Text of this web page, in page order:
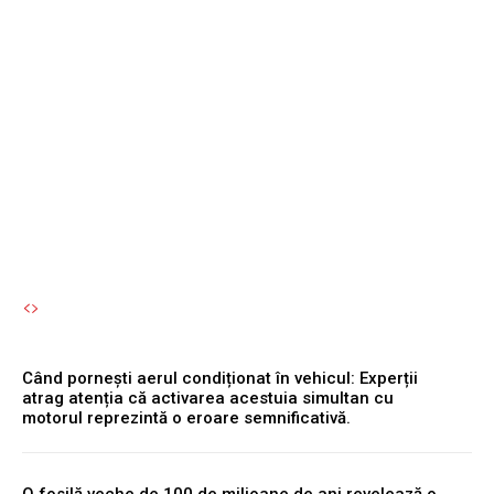
Când pornești aerul condiționat în vehicul: Experții
atrag atenția că activarea acestuia simultan cu
motorul reprezintă o eroare semnificativă.